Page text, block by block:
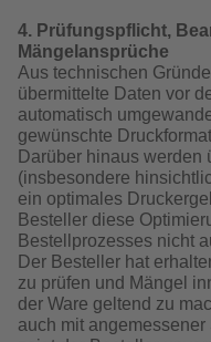
4. Prüfungspflicht,
Mängelansprüche
Aus technischen
übermittelte Daten vor
automatisch
gewünschte
Darüber hinaus werden
(insbesondere
ein optimales
Besteller diese
Bestellprozesses nicht
Der Besteller hat
zu prüfen und Mängel
der Ware geltend zu
auch mit